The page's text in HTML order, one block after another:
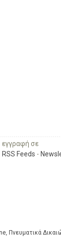
εγγραφή σε
RSS Feeds -
Πνευματικά